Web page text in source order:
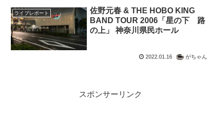
ライブレポート
佐野元春 & THE HOBO KING
BAND TOUR 2006「星の下 路
の上」 神奈川県民ホール
2022.01.16 がちゃん
スポンサーリンク